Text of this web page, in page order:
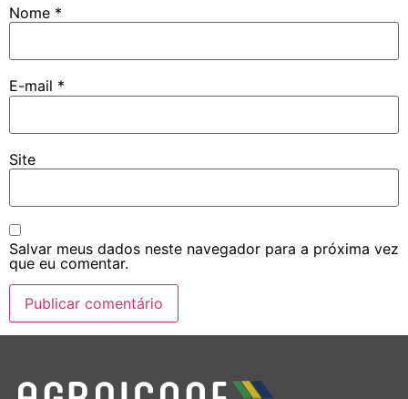
Nome *
E-mail *
Site
Salvar meus dados neste navegador para a próxima vez
que eu comentar.